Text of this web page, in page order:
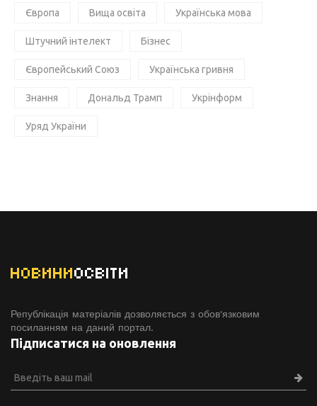
Європа Вища освіта Українська мова
Штучний інтелект Бізнес
Європейський Союз Українська гривня
Знання Дональд Трамп Укрінформ
Уряд України
НОВИНИОСВІТИ
Републікація матеріалів дозволяється з обов'язковим
посиланням на даний портал.
Підписатися на оновлення